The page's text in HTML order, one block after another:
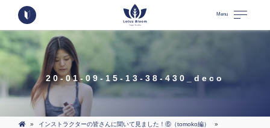
Menu
20-01-09-15-13-38-430_deco
» インストラクターの皆さんに聞いて見ました！⑥（tomoko編）
»